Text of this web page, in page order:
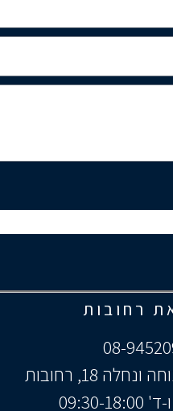
רחובות
08-
ונחלה 18, רחובות
18:00